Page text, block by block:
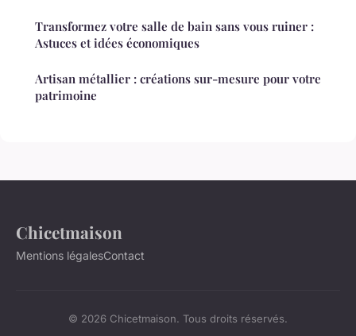
Transformez votre salle de bain sans vous ruiner :
Astuces et idées économiques
Artisan métallier : créations sur-mesure pour votre
patrimoine
Chicetmaison
Mentions légalesContact
© 2026 Chicetmaison. Tous droits réservés.